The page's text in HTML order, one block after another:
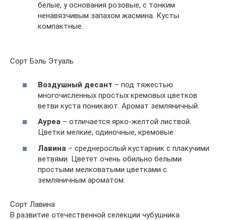
белые, у основания розовые, с тонким
ненавязчивым запахом жасмина. Кусты
компактные.
Сорт Бэль Этуаль
Воздушный десант – под тяжестью
многочисленных простых кремовых цветков
ветви куста поникают. Аромат земляничный.
Ауреа – отличается ярко-желтой листвой.
Цветки мелкие, одиночные, кремовые.
Лавина – среднерослый кустарник с плакучими
ветвями. Цветет очень обильно белыми
простыми мелковатыми цветками с
земляничным ароматом.
Сорт Лавина
В развитие отечественной селекции чубушника